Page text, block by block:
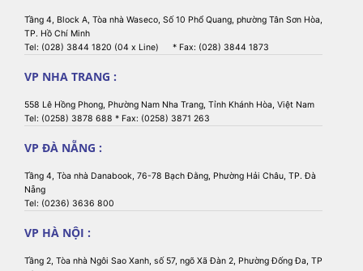
Tầng 4, Block A, Tòa nhà Waseco, Số 10 Phổ Quang, phường Tân Sơn Hòa,
TP. Hồ Chí Minh
Tel: (028) 3844 1820 (04 x Line) * Fax: (028) 3844 1873
VP NHA TRANG :
558 Lê Hồng Phong, Phường Nam Nha Trang, Tỉnh Khánh Hòa, Việt Nam
Tel: (0258) 3878 688 * Fax: (0258) 3871 263
VP ĐÀ NẴNG :
Tầng 4, Tòa nhà Danabook, 76-78 Bạch Đằng, Phường Hải Châu, TP. Đà
Nẵng
Tel: (0236) 3636 800
VP HÀ NỘI :
Tầng 2, Tòa nhà Ngôi Sao Xanh, số 57, ngõ Xã Đàn 2, Phường Đống Đa, TP